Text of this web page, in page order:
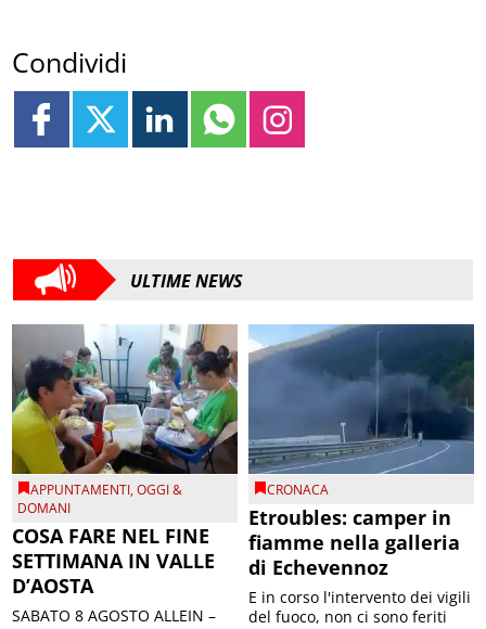
Condividi
ULTIME NEWS
APPUNTAMENTI,OGGI &
DOMANI
COSA FARE NEL FINE
SETTIMANA IN VALLE
D’AOSTA
SABATO 8 AGOSTO ALLEIN –
CRONACA
Etroubles: camper in
fiamme nella galleria
di Echevennoz
E in corso l'intervento dei vigili
del fuoco, non ci sono feriti